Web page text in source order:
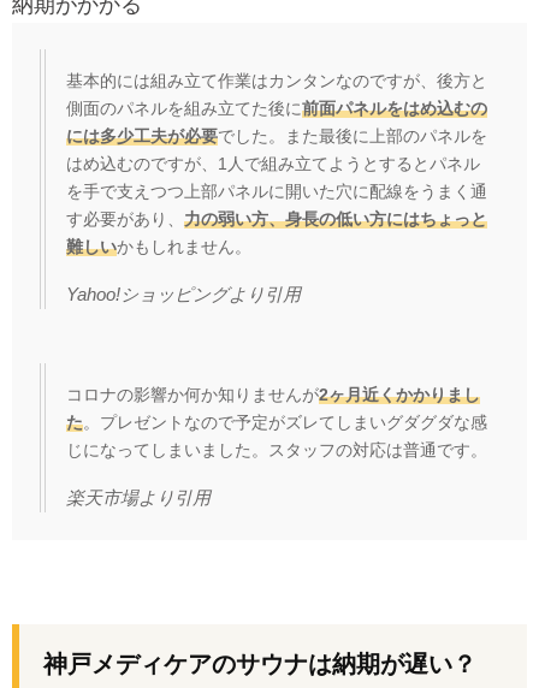
基本的には組み立て作業はカンタンなのですが、後方と
側面のパネルを組み立てた後に前面パネルをはめ込むの
には多少工夫が必要でした。また最後に上部のパネルを
はめ込むのですが、1人で組み立てようとするとパネル
を手で支えつつ上部パネルに開いた穴に配線をうまく通
す必要があり、 力の弱い方、身長の低い方にはちょっと
難しいかもしれません。
Yahoo!ショッピングより引用
コロナの影響か何か知りませんが2ヶ月近くかかりまし
た。プレゼントなので予定がズレてしまいグダグダな感
じになってしまいました。スタッフの対応は普通です。
楽天市場より引用
神戸メディケアのサウナは納期が遅い？